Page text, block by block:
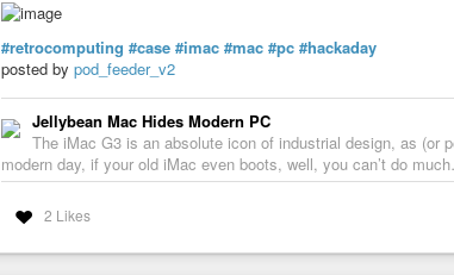
bindsym $mod+3 workspace $ws3
bindsym $mod+5 workspace $ws5
bindsym $mod+6 workspace $ws6
bindsym $mod+8 workspace $ws8
bindsym $mod+9 workspace $ws9
bindsym $mod+0 workspace $ws10
bindsym $mod+Shift+1 move container to workspace $ws1
bindsym $mod+Shift+3 move container to workspace $ws3
bindsym $mod+Shift+5 move container to workspace $ws5
#retrocomputing #case #imac #mac #pc #hackaday
posted by pod_feeder_v2
Jellybean Mac Hides Modern PC
The iMac G3 is an absolute icon of industrial design, as (or
modern day, if your old iMac even boots, well, you can’t do
2 Likes